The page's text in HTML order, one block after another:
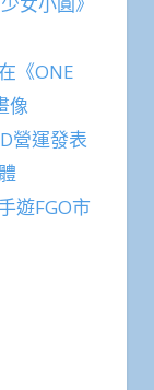
《ONE
像
營運發表
遊FGO市